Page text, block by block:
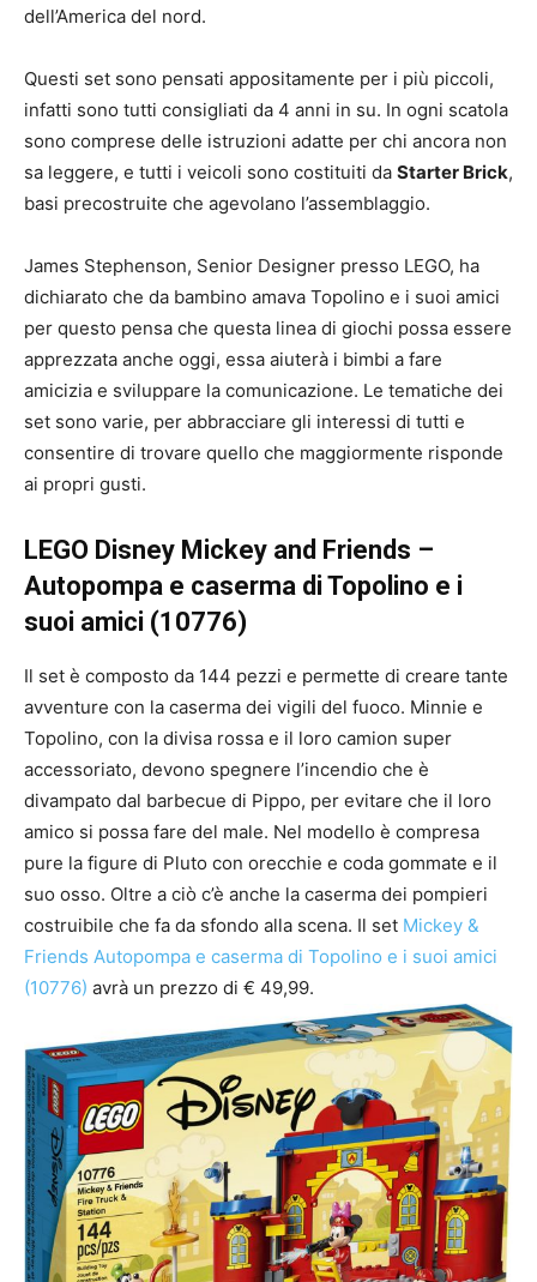
dell’America del nord.
Questi set sono pensati appositamente per i più piccoli,
infatti sono tutti consigliati da 4 anni in su. In ogni scatola
sono comprese delle istruzioni adatte per chi ancora non
sa leggere, e tutti i veicoli sono costituiti da Starter Brick,
basi precostruite che agevolano l’assemblaggio.
James Stephenson, Senior Designer presso LEGO, ha
dichiarato che da bambino amava Topolino e i suoi amici
per questo pensa che questa linea di giochi possa essere
apprezzata anche oggi, essa aiuterà i bimbi a fare
amicizia e sviluppare la comunicazione. Le tematiche dei
set sono varie, per abbracciare gli interessi di tutti e
consentire di trovare quello che maggiormente risponde
ai propri gusti.
LEGO Disney Mickey and Friends –
Autopompa e caserma di Topolino e i
suoi amici (10776)
Il set è composto da 144 pezzi e permette di creare tante
avventure con la caserma dei vigili del fuoco. Minnie e
Topolino, con la divisa rossa e il loro camion super
accessoriato, devono spegnere l’incendio che è
divampato dal barbecue di Pippo, per evitare che il loro
amico si possa fare del male. Nel modello è compresa
pure la figure di Pluto con orecchie e coda gommate e il
suo osso. Oltre a ciò c’è anche la caserma dei pompieri
costruibile che fa da sfondo alla scena. Il set Mickey &
Friends Autopompa e caserma di Topolino e i suoi amici
(10776) avrà un prezzo di € 49,99.